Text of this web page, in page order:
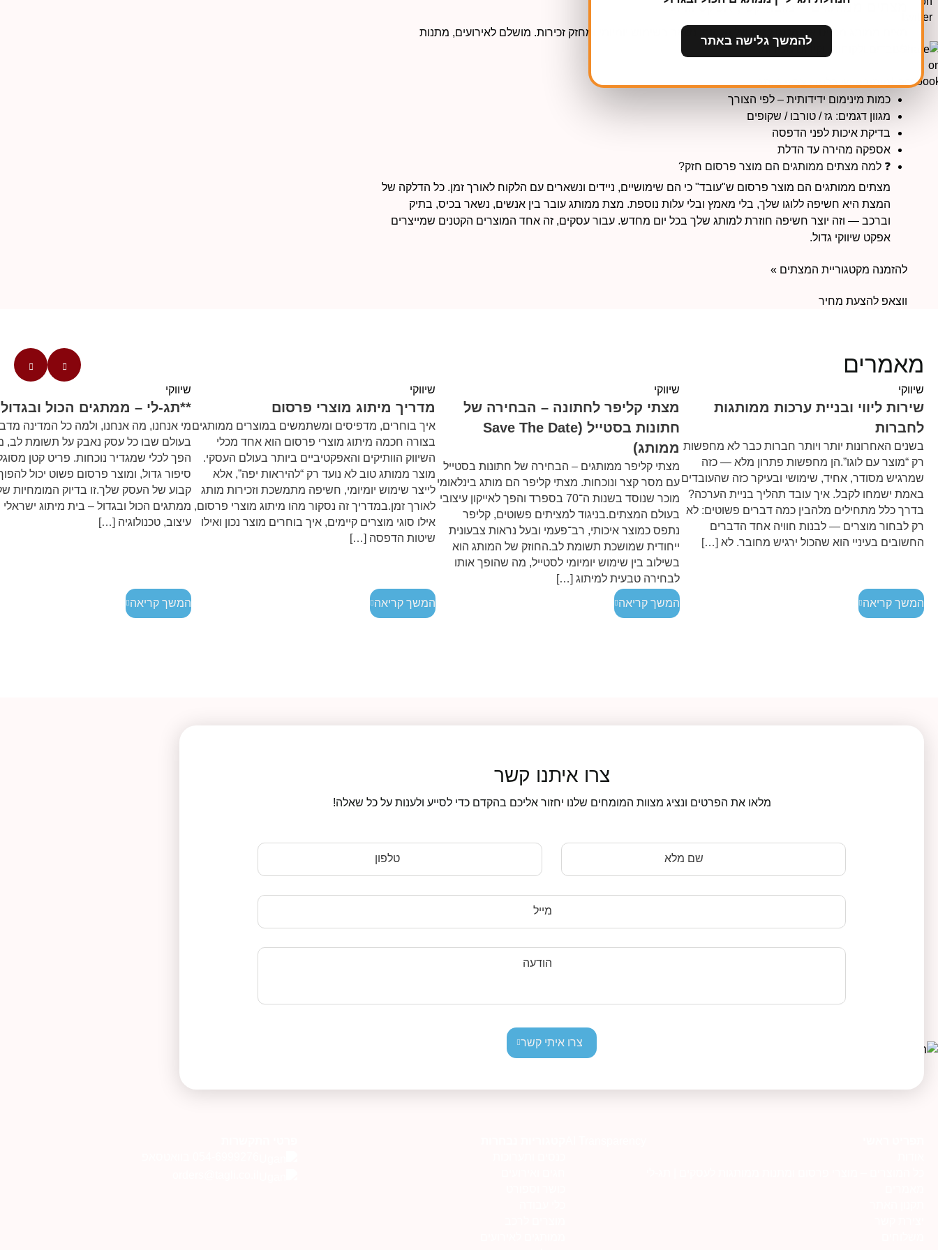
מצתים ממותגים – מוצר קטן, אפקט גדול
מצית ממותג מכניס את הלוגו לכיס של הלקוח, נשאר בשימוש יומיומי ומחזק זכירות. מושלם לאירועים, מתנות
לעובדים ולקוחות, וקידום מכירות.
מיתוג אישי בלוגו / צבעי מותג
כמות מינימום ידידותית – לפי הצורך
מגוון דגמים: גז / טורבו / שקופים
בדיקת איכות לפני הדפסה
אספקה מהירה עד הדלת
❓ למה מצתים ממותגים הם מוצר פרסום חזק?
מצתים ממותגים הם מוצר פרסום ש"עובד" כי הם שימושיים, ניידים ונשארים עם הלקוח לאורך זמן. כל הדלקה של
המצת היא חשיפה ללוגו שלך, בלי מאמץ ובלי עלות נוספת. מצת ממותג עובר בין אנשים, נשאר בכיס, בתיק
וברכב — וזה יוצר חשיפה חוזרת למותג שלך בכל יום מחדש. עבור עסקים, זה אחד המוצרים הקטנים שמייצרים
אפקט שיווקי גדול.
להזמנה מקטגוריית המצתים »
ווצאפ להצעת מחיר
מאמרים
שיווקי
שירות ליווי ובניית ערכות ממותגות
לחברות
בשנים האחרונות יותר ויותר חברות כבר לא מחפשות
רק “מוצר עם לוגו”.הן מחפשות פתרון מלא — כזה
שמרגיש מסודר, אחיד, שימושי ובעיקר כזה שהעובדים
באמת ישמחו לקבל. איך עובד תהליך בניית הערכה?
בדרך כלל מתחילים מלהבין כמה דברים פשוטים: לא
רק לבחור מוצרים — לבנות חוויה אחד הדברים
החשובים בעיניי הוא שהכול ירגיש מחובר. לא […]
המשך קריאה
שיווקי
מצתי קליפר לחתונה – הבחירה של
חתונות בסטייל (Save The Date
ממותג)
מצתי קליפר ממותגים – הבחירה של חתונות בסטייל
עם מסר קצר ונוכחות. מצתי קליפר הם מותג בינלאומי
מוכר שנוסד בשנות ה־70 בספרד והפך לאייקון עיצובי
בעולם המצתים.בניגוד למציתים פשוטים, קליפר
נתפס כמוצר איכותי, רב־פעמי ובעל נראות צבעונית
ייחודית שמושכת תשומת לב.החוזק של המותג הוא
בשילוב בין שימוש יומיומי לסטייל, מה שהופך אותו
לבחירה טבעית למיתוג […]
המשך קריאה
שיווקי
מדריך מיתוג מוצרי פרסום
איך בוחרים, מדפיסים ומשתמשים במוצרים ממותגים
בצורה חכמה מיתוג מוצרי פרסום הוא אחד מכלי
השיווק הוותיקים והאפקטיביים ביותר בעולם העסקי.
מוצר ממותג טוב לא נועד רק “להיראות יפה”, אלא
לייצר שימוש יומיומי, חשיפה מתמשכת וזכירות מותג
לאורך זמן.במדריך זה נסקור מהו מיתוג מוצרי פרסום,
אילו סוגי מוצרים קיימים, איך בוחרים מוצר נכון ואילו
שיטות הדפסה […]
המשך קריאה
שיווקי
**תג-לי – ממתגים הכול ובגדול
מי אנחנו, מה אנחנו, ולמה כל המדינה
בעולם שבו כל עסק נאבק על תשומת לב,
הפך לכלי שמגדיר נוכחות. פריט קטן
סיפור גדול, ומוצר פרסום פשוט יכול
קבוע של העסק שלך.זו בדיוק המומחיות
ממתגים הכול ובגדול – בית מיתוג
עיצוב, טכנולוגיה […]
המשך קריאה
צרו איתנו קשר
מלאו את הפרטים ונציג מצוות המומחים שלנו יחזור אליכם בהקדם כדי לסייע ולענות על כל שאלה!
שם מלא טלפון
מייל
הודעה
צרו איתי קשר
להמשך גלישה באתר